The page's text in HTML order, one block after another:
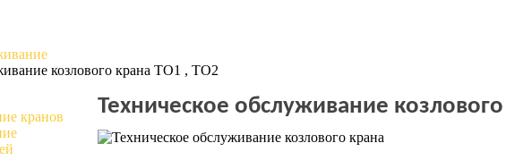
козлового крана ТО1 , ТО2
кранов
Техническое обслуживание